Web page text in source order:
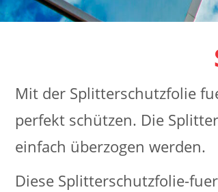
Mit der Splitterschutzfolie
perfekt schützen. Die
einfach überzogen werden.
Diese Splitterschutzfolie-